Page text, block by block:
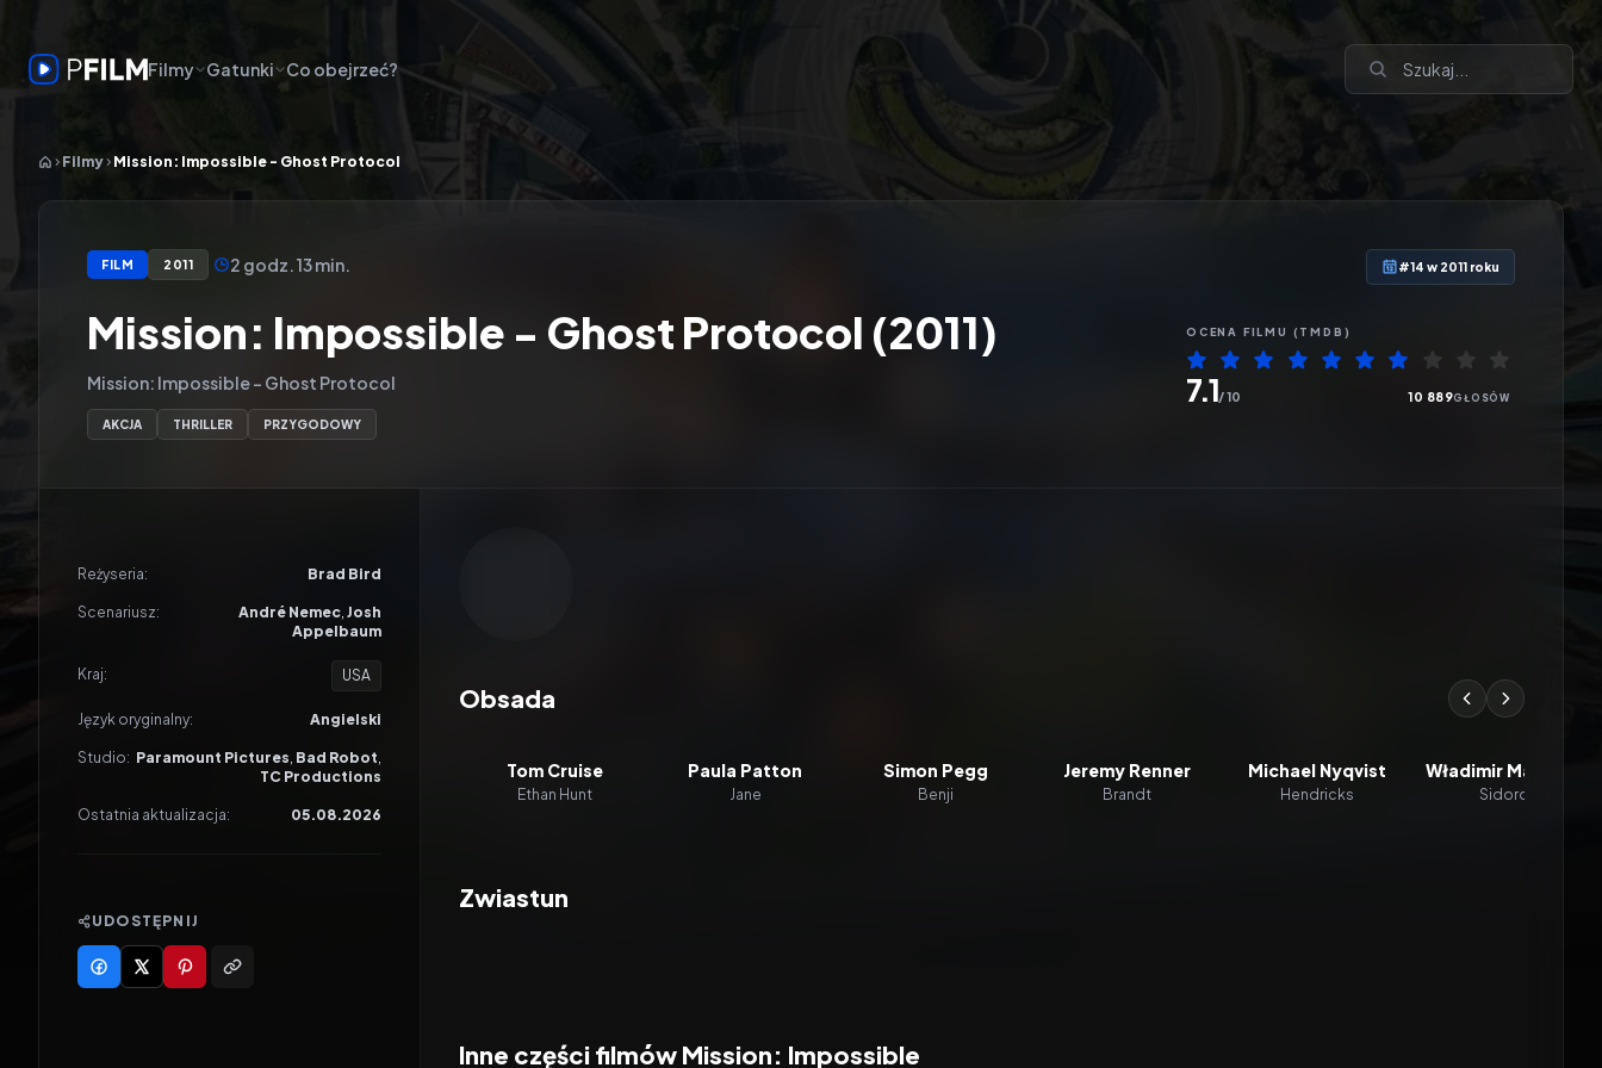
Filmy Gatunki Co obejrzeć?
Filmy Mission: Impossible - Ghost Protocol
FILM 2011 2 godz. 13 min. #14 w 2011 roku
Mission: Impossible - Ghost Protocol (2011)
Mission: Impossible - Ghost Protocol
AKCJA THRILLER PRZYGODOWY
OCENA FILMU (TMDB)
7.1/ 10 10 889GŁOSÓW
Reżyseria: Brad Bird
Scenariusz: André Nemec, Josh
Appelbaum
Kraj: USA
Język oryginalny: Angielski
Studio: Paramount Pictures, Bad Robot,
TC Productions
Ostatnia aktualizacja: 05.08.2026
UDOSTĘPNIJ
Obsada
Tom Cruise
Ethan Hunt
Paula Patton
Jane
Simon Pegg
Benji
Jeremy Renner
Brandt
Michael Nyqvist
Hendricks
Władimir Maszkow
Sidorov
Zwiastun
Inne części filmów Mission: Impossible